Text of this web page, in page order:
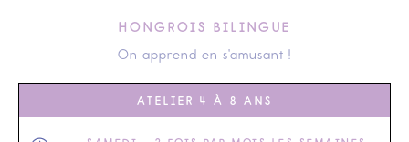
HONGROIS BILINGUE
On apprend en s'amusant !
ATELIER 4 À 8 ANS